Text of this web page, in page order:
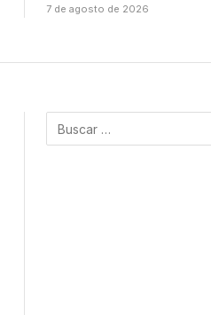
7 de agosto de 2026